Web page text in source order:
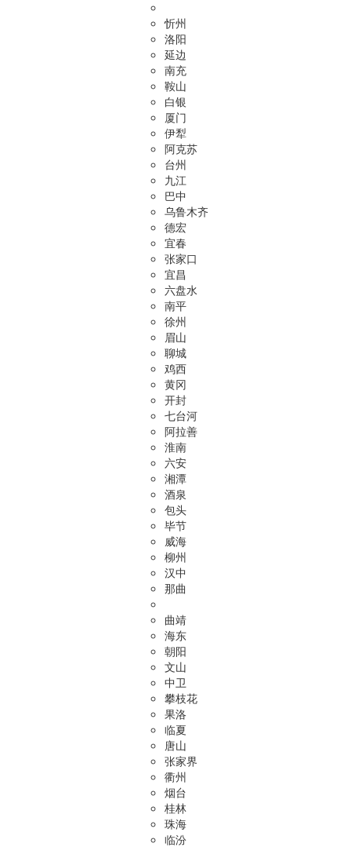
忻州
洛阳
延边
南充
鞍山
白银
厦门
伊犁
阿克苏
台州
九江
巴中
乌鲁木齐
德宏
宜春
张家口
宜昌
六盘水
南平
徐州
眉山
聊城
鸡西
黄冈
开封
七台河
阿拉善
淮南
六安
湘潭
酒泉
包头
毕节
威海
柳州
汉中
那曲
曲靖
海东
朝阳
文山
中卫
攀枝花
果洛
临夏
唐山
张家界
衢州
烟台
桂林
珠海
临汾